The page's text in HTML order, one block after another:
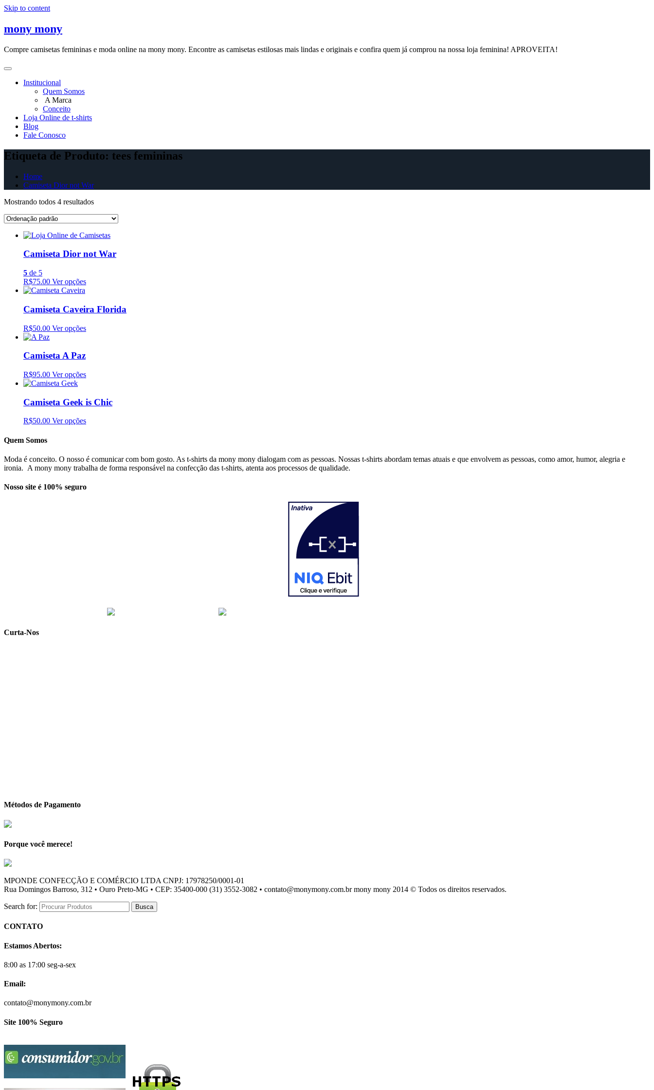
Skip to content
mony mony
Compre camisetas femininas e moda online na mony mony. Encontre as camisetas estilosas mais lindas e originais e confira quem já comprou na nossa loja feminina! APROVEITA!
Institucional
Quem Somos
A Marca
Conceito
Loja Online de t-shirts
Blog
Fale Conosco
Etiqueta de Produto: tees femininas
Home
Camiseta Dior not War
Mostrando todos 4 resultados
Camiseta Dior not War
5 de 5
R$75.00 Ver opções
Camiseta Caveira Florida
R$50.00 Ver opções
Camiseta A Paz
R$95.00 Ver opções
Camiseta Geek is Chic
R$50.00 Ver opções
Quem Somos
Moda é conceito. O nosso é comunicar com bom gosto. As t-shirts da mony mony dialogam com as pessoas. Nossas t-shirts abordam temas atuais e que envolvem as pessoas, como amor, humor, alegria e
ironia. A mony mony trabalha de forma responsável na confecção das t-shirts, atenta aos processos de qualidade.
Nosso site é 100% seguro
Curta-Nos
Métodos de Pagamento
Porque você merece!
MPONDE CONFECÇÃO E COMÉRCIO LTDA CNPJ: 17978250/0001-01
Rua Domingos Barroso, 312 • Ouro Preto-MG • CEP: 35400-000 (31) 3552-3082 • contato@monymony.com.br mony mony 2014 © Todos os direitos reservados.
Search for:
CONTATO
Estamos Abertos:
8:00 as 17:00 seg-a-sex
Email:
contato@monymony.com.br
Site 100% Seguro